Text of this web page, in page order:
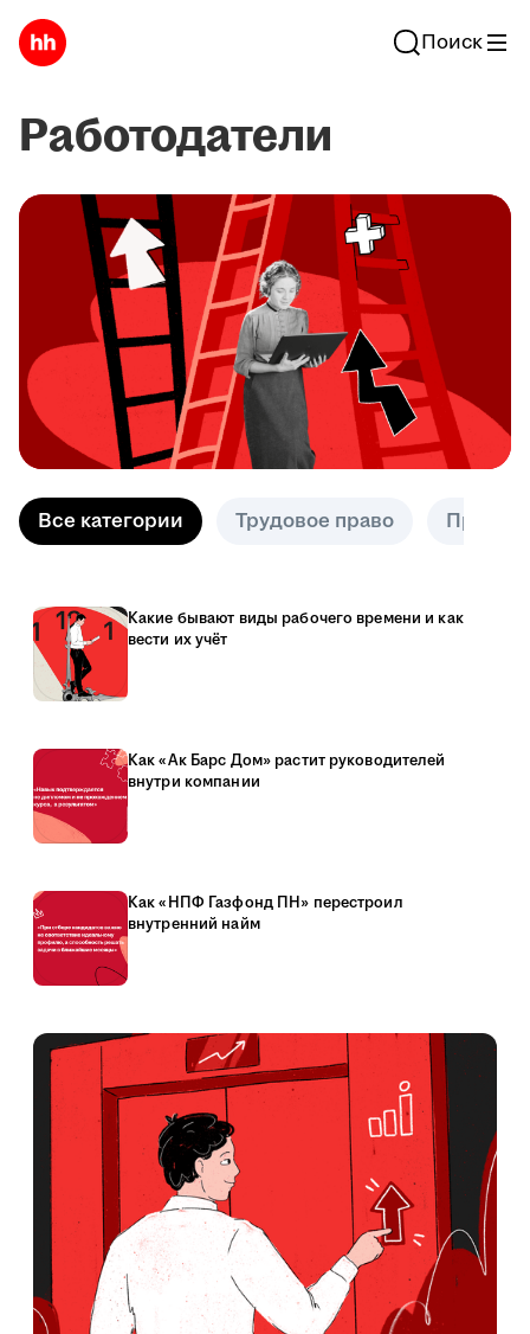
Поиск
Работодатели
Все категории Трудовое право
Какие бывают виды рабочего времени и как
вести их учёт
Как «Ак Барс Дом» растит руководителей
внутри компании
Как «НПФ Газфонд ПН» перестроил
внутренний найм